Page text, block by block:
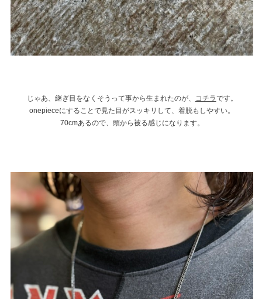
じゃあ、継ぎ目をなくそうって事から生まれたのが、 コチラです。
onepieceにすることで見た目がスッキリして、着脱もしやすい。
70cmあるので、頭から被る感じになります。